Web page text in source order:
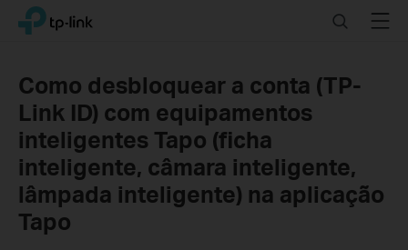
Click
navigation
TP-Link, Reliably Smart SearchMenu
Como desbloquear a conta (TP-
Link ID) com equipamentos
inteligentes Tapo (ficha
inteligente, câmara inteligente,
lâmpada inteligente) na aplicação
Tapo